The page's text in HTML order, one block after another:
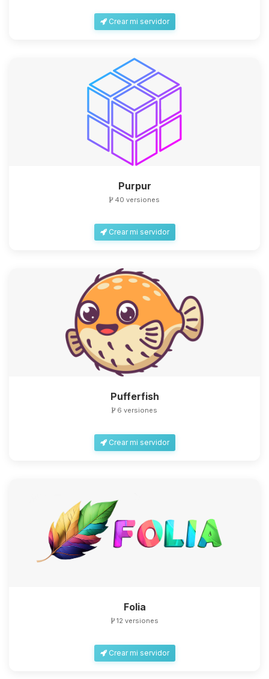
Crear mi servidor
Purpur
40 versiones
Crear mi servidor
Pufferfish
6 versiones
Crear mi servidor
Folia
12 versiones
Crear mi servidor
Yupi, por fin alguien con quien
hablar! Soy Choupy, tu pequeno
que necesitas y moveré mis
pequenos circuitos para ayudarte.
06/08/2026 20:43